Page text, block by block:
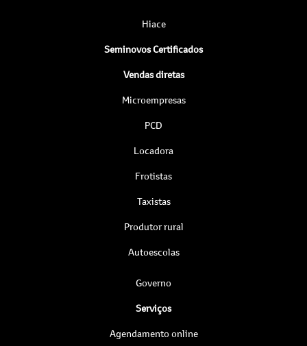
Hiace
Seminovos Certificados
Vendas diretas
Microempresas
PCD
Locadora
Frotistas
Taxistas
Produtor rural
Autoescolas
Governo
Serviços
Agendamento online